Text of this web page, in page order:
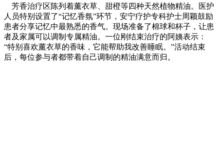
芳香治疗区陈列着薰衣草、甜橙等四种天然植物精油。医护
人员特别设置了“记忆香氛”环节，安宁疗护专科护士周颖鼓励
患者分享记忆中最熟悉的香气。现场准备了棉球和杯子，让患
者及家属可以调制专属精油。一位刚结束治疗的阿姨表示：
“特别喜欢薰衣草的香味，它能帮助我改善睡眠。”活动结束
后，每位参与者都带着自己调制的精油满意而归。